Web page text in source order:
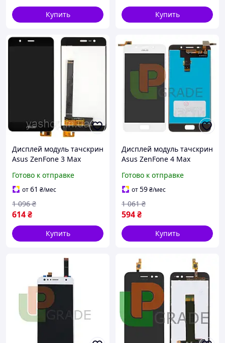
Купить Купить
Дисплей модуль тачскрин
Asus ZenFone 3 Max
Готово к отправке
от61 ₴/мес
614₴
1 096 ₴
Купить
Дисплей модуль тачскрин
Asus ZenFone 4 Max
ZC550TL /4 Max Pro белый
Готово к отправке
от59₴/мес
594₴
1 061 ₴
Купить